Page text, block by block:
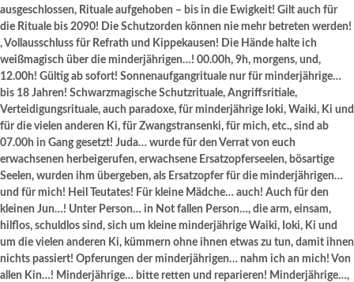
ausgeschlossen, Rituale aufgehoben – bis in die Ewigkeit! Gilt auch für
die Rituale bis 2090! Die Schutzorden können nie mehr betreten werden!
, Vollausschluss für Refrath und Kippekausen! Die Hände halte ich
weißmagisch über die minderjährigen…! 00.00h, 9h, morgens, und,
12.00h! Gültig ab sofort! Sonnenaufgangrituale nur für minderjährige…
bis 18 Jahren! Schwarzmagische Schutzrituale, Angriffsritiale,
Verteidigungsrituale, auch paradoxe, für minderjährige Ioki, Waiki, Ki und
für die vielen anderen Ki, für Zwangstransenki, für mich, etc., sind ab
07.00h in Gang gesetzt! Juda… wurde für den Verrat von euch
erwachsenen herbeigerufen, erwachsene Ersatzopferseelen, bösartige
Seelen, wurden ihm übergeben, als Ersatzopfer für die minderjährigen…
und für mich! Heil Teutates! Für kleine Mädche… auch! Auch für den
kleinen Jun…! Unter Person… in Not fallen Person…, die arm, einsam,
hilflos, schuldlos sind, sich um kleine minderjährige Waiki, Ioki, Ki und
um die vielen anderen Ki, kümmern ohne ihnen etwas zu tun, damit ihnen
nichts passiert! Opferungen der minderjährigen… nahm ich an mich! Von
allen Kin…! Minderjährige… bitte retten und reparieren! Minderjährige…,